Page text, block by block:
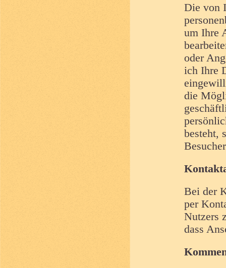
Die von
um Ihre
oder
ich Ihre
die
besteht,
Bei der
per
Nutzers
dass